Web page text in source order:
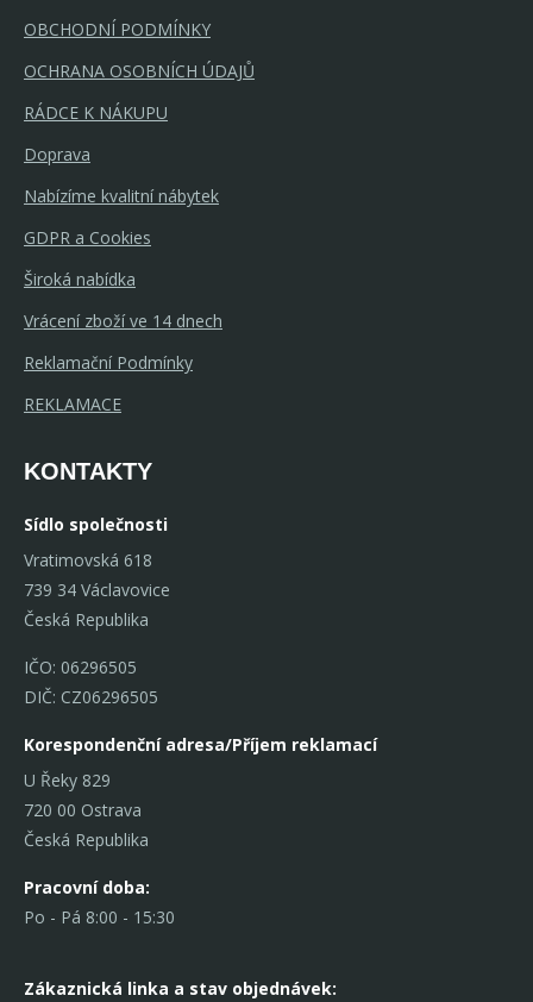
OBCHODNÍ PODMÍNKY
OCHRANA OSOBNÍCH ÚDAJŮ
RÁDCE K NÁKUPU
Doprava
Nabízíme kvalitní nábytek
GDPR a Cookies
Široká nabídka
Vrácení zboží ve 14 dnech
Reklamační Podmínky
REKLAMACE
KONTAKTY
Sídlo společnosti
Vratimovská 618
739 34 Václavovice
Česká Republika
IČO: 06296505
DIČ: CZ06296505
Korespondenční adresa/Příjem reklamací
U Řeky 829
720 00 Ostrava
Česká Republika
Pracovní doba:
Po - Pá 8:00 - 15:30
Zákaznická linka a stav objednávek: